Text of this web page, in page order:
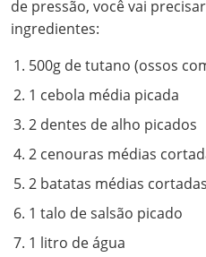
de pressão, você vai
ingredientes:
500g de tutano (ossos
1 cebola média picada
2 dentes de alho picados
2 cenouras médias
2 batatas médias
1 talo de salsão picado
1 litro de água